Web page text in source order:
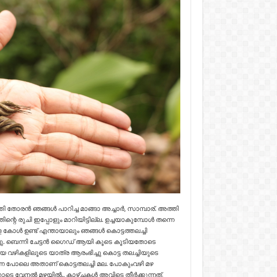
ഞങ്ങൾ പാറിച്ച മാങ്ങാ അച്ചാർ, സാമ്പാര്. അത്തി
രുചി ഇപ്പോളും മാറിയിട്ടില്ല. ഉച്ചയാകുമ്പോൾ തന്നെ
ഉണ്ട് എന്തായാലും ഞങ്ങൾ കൊട്ടത്തലച്ചി
ബെന്നി ചേട്ടൻ ഗൈഡ് ആയി കൂടെ കൂടിയതോടെ
വഴികളിലൂടെ യാത്ര ആരംഭിച്ചു കൊട്ട തലച്ചിയുടെ
പോലെ അതാണ് കൊട്ടതലച്ചി മല. പോകുംവഴി മഴ
വേനൽ മഴയിൽ.. കാഴ്ചകൾ അവിടെ തീർക്കുന്നത്,